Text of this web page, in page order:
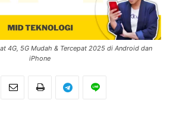
4G, 5G Mudah & Tercepat 2025 di Android dan
iPhone